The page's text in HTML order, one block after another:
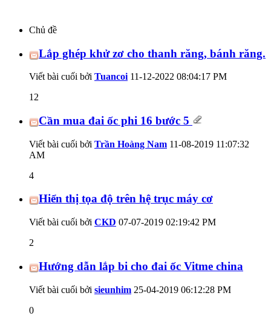
Chủ đề
Lắp ghép khử zơ cho thanh răng, bánh răng.
Viết bài cuối bởi Tuancoi 11-12-2022 08:04:17 PM
12
Cần mua đai ốc phi 16 bước 5
Viết bài cuối bởi Trần Hoàng Nam 11-08-2019 11:07:32
AM
4
Hiển thị tọa độ trên hệ trục máy cơ
Viết bài cuối bởi CKD 07-07-2019 02:19:42 PM
2
Hướng dẫn lắp bi cho đai ốc Vitme china
Viết bài cuối bởi sieunhim 25-04-2019 06:12:28 PM
0